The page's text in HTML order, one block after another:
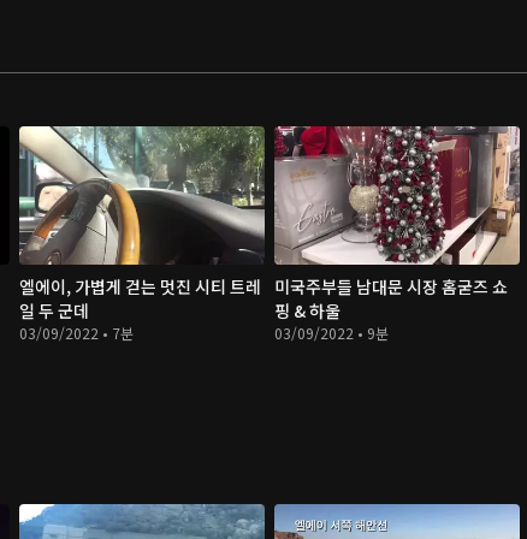
엘에이, 가볍게 걷는 멋진 시티 트레
일 두 군데
03/09/2022 • 7분
미국주부들 남대문 시장 홈굳즈 쇼
핑 & 하울
03/09/2022 • 9분